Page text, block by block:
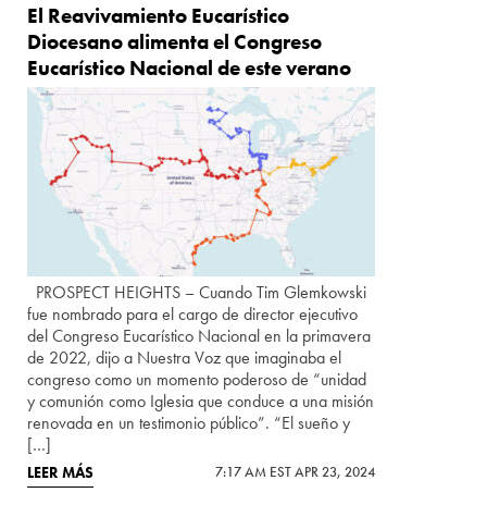
El Reavivamiento Eucarístico
Diocesano alimenta el Congreso
Eucarístico Nacional de este verano
PROSPECT HEIGHTS – Cuando Tim Glemkowski
fue nombrado para el cargo de director ejecutivo
del Congreso Eucarístico Nacional en la primavera
de 2022, dijo a Nuestra Voz que imaginaba el
congreso como un momento poderoso de “unidad
y comunión como Iglesia que conduce a una misión
renovada en un testimonio público”. “El sueño y
[…]
LEER MÁS 7:17 AM EST APR 23, 2024